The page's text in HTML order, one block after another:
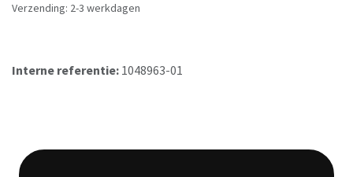
Verzending: 2-3 werkdagen
Interne referentie: 1048963-01